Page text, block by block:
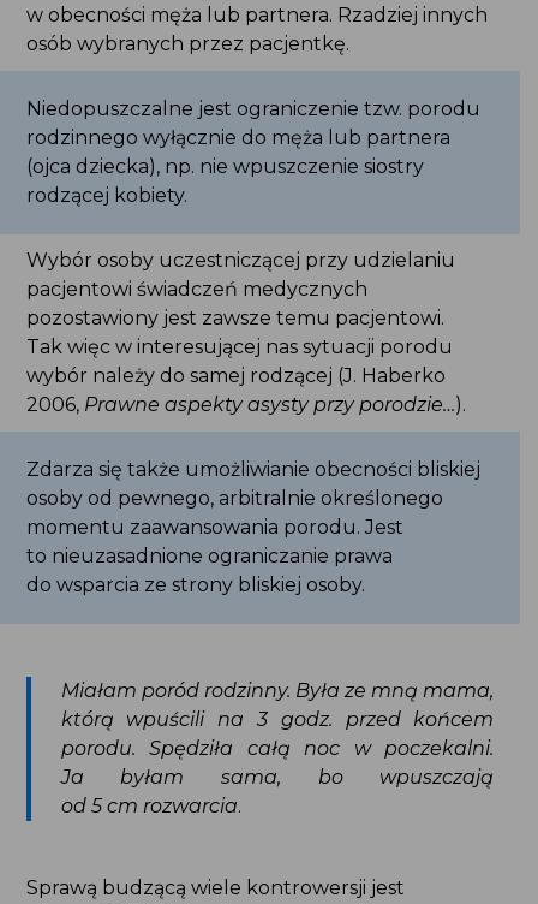
w obecności męża lub partnera. Rzadziej innych
osób wybranych przez pacjentkę.
Niedopuszczalne jest ograniczenie tzw. porodu
rodzinnego wyłącznie do męża lub partnera
(ojca dziecka), np. nie wpuszczenie siostry
rodzącej kobiety.
Wybór osoby uczestniczącej przy udzielaniu
pacjentowi świadczeń medycznych
pozostawiony jest zawsze temu pacjentowi.
Tak więc w interesującej nas sytuacji porodu
wybór należy do samej rodzącej (J. Haberko
2006,Prawne aspekty asysty przy porodzie…).
Zdarza się także umożliwianie obecności bliskiej
osoby od pewnego, arbitralnie określonego
momentu zaawansowania porodu. Jest
to nieuzasadnione ograniczanie prawa
do wsparcia ze strony bliskiej osoby.
Miałam poród rodzinny. Była ze mną mama,
którą wpuścili na 3 godz. przed końcem
porodu. Spędziła całą noc w poczekalni.
Ja byłam sama, bo wpuszczają
od 5 cm rozwarcia.
Sprawą budzącą wiele kontrowersji jest